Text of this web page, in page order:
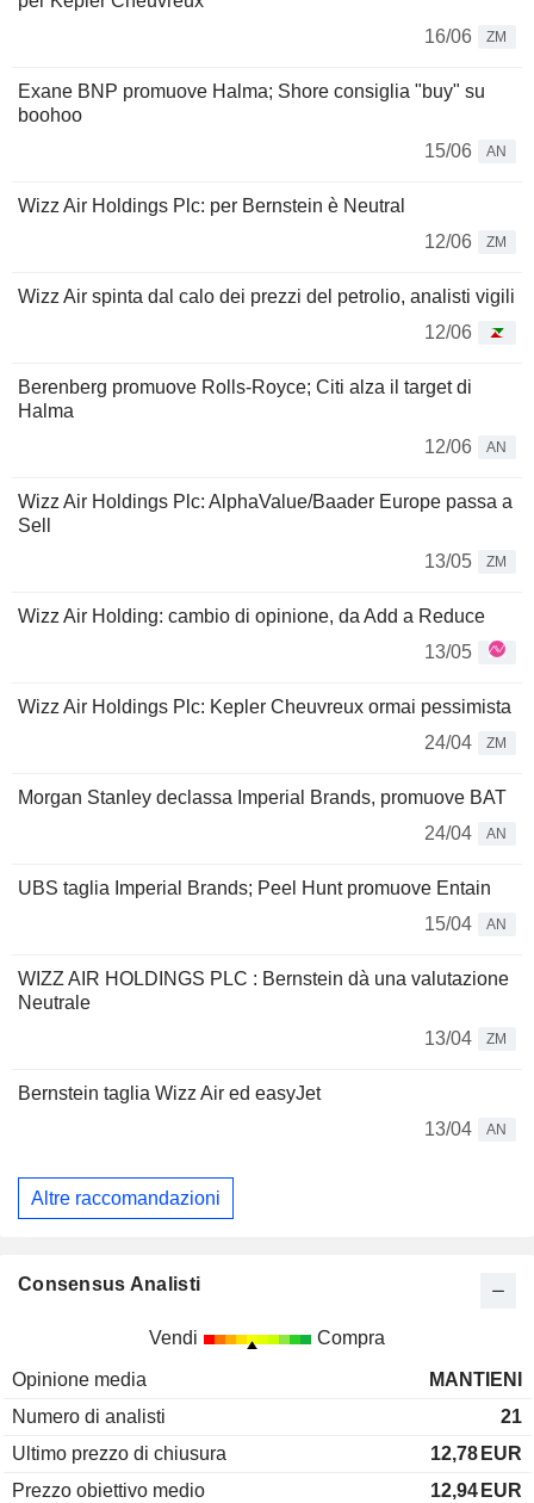
16/06
ZM
Exane BNP promuove Halma; Shore consiglia "buy" su
boohoo
15/06
AN
Wizz Air Holdings Plc: per Bernstein è Neutral
12/06
ZM
Wizz Air spinta dal calo dei prezzi del petrolio, analisti vigili
12/06
Berenberg promuove Rolls-Royce; Citi alza il target di
Halma
12/06
AN
Wizz Air Holdings Plc: AlphaValue/Baader Europe passa a
Sell
13/05
ZM
Wizz Air Holding: cambio di opinione, da Add a Reduce
13/05
Wizz Air Holdings Plc: Kepler Cheuvreux ormai pessimista
24/04
ZM
Morgan Stanley declassa Imperial Brands, promuove BAT
24/04
AN
UBS taglia Imperial Brands; Peel Hunt promuove Entain
15/04
AN
WIZZ AIR HOLDINGS PLC : Bernstein dà una valutazione
Neutrale
13/04
ZM
Bernstein taglia Wizz Air ed easyJet
13/04
AN
Altre raccomandazioni
Consensus Analisti
Vendi Compra
Opinione media
MANTIENI
Numero di analisti
21
Ultimo prezzo di chiusura
12,78 EUR
Prezzo obiettivo medio
12,94 EUR